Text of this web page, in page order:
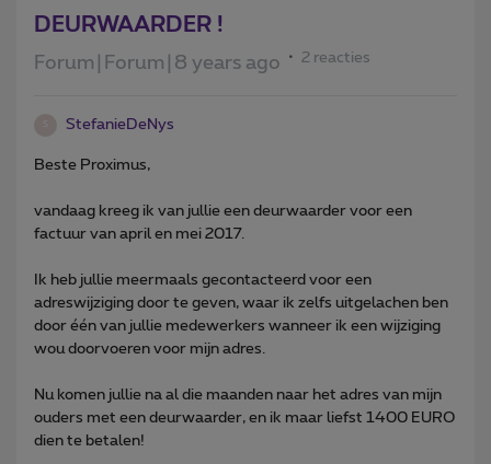
DEURWAARDER !
Forum|Forum|8 years ago 2 reacties
StefanieDeNys
Beste Proximus,
vandaag kreeg ik van jullie een deurwaarder voor een
factuur van april en mei 2017.
Ik heb jullie meermaals gecontacteerd voor een
adreswijziging door te geven, waar ik zelfs uitgelachen ben
door één van jullie medewerkers wanneer ik een wijziging
wou doorvoeren voor mijn adres.
Nu komen jullie na al die maanden naar het adres van mijn
ouders met een deurwaarder, en ik maar liefst 1400 EURO
dien te betalen!